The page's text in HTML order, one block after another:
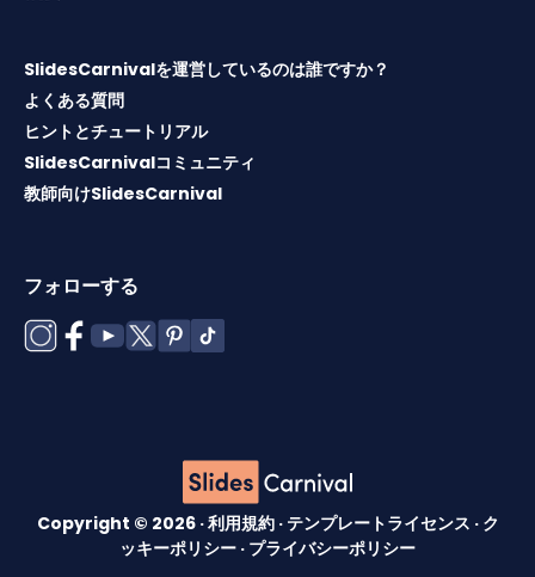
SlidesCarnivalを運営しているのは誰ですか？
よくある質問
ヒントとチュートリアル
SlidesCarnivalコミュニティ
教師向けSlidesCarnival
フォローする
Copyright © 2026 ·利用規約 · テンプレートライセンス · ク
ッキーポリシー · プライバシーポリシー